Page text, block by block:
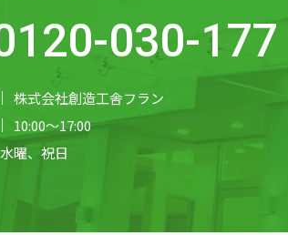
030-177
株式会社創造工舎フラン
10:00～17:00
水曜、祝日